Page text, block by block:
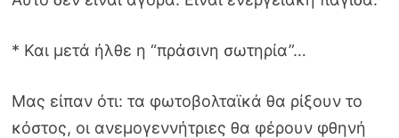
* Και μετά ήλθε η “πράσινη σωτηρία”…
Μας είπαν ότι: τα φωτοβολταϊκά θα ρίξουν το
κόστος, οι ανεμογεννήτριες θα φέρουν φθηνή